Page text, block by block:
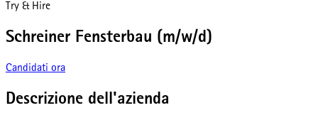
Try & Hire
Schreiner Fensterbau (m/w/d)
Candidati ora
Descrizione dell'azienda